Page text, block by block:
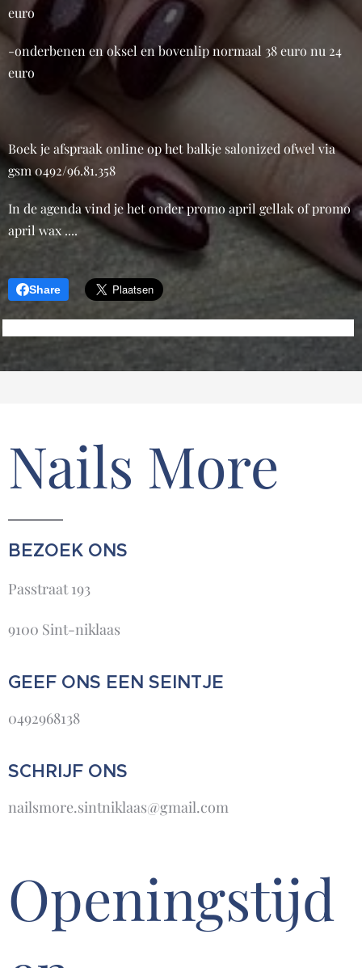
euro
-onderbenen en oksel en bovenlip normaal 38 euro nu 24
euro
Boek je afspraak online op het balkje salonized ofwel via
gsm 0492/96.81.358
In de agenda vind je het onder promo april gellak of promo
april wax ....
Share
Nails More
BEZOEK ONS
Passtraat 193
9100 Sint-niklaas
GEEF ONS EEN SEINTJE
0492968138
SCHRIJF ONS
nailsmore.sintniklaas@gmail.com
Openingstijd